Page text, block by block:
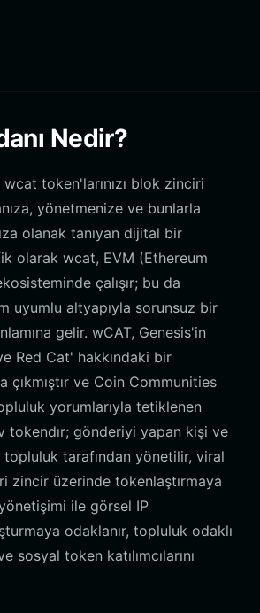
Nedir?
token'larınızı blok zinciri
yönetmenize ve bunlarla
olanak tanıyan dijital bir
olarak wcat, EVM (Ethereum
çalışır; bu da
uyumlu altyapıyla sorunsuz bir
gelir. wCAT, Genesis'in
Red Cat' hakkındaki bir
ve Coin Communities
yorumlarıyla tetiklenen
tokendır; gönderiyi yapan kişi ve
tarafından yönetilir, viral
zincir üzerinde tokenlaştırmaya
ile görsel IP
odaklanır, topluluk odaklı
sosyal token katılımcılarını